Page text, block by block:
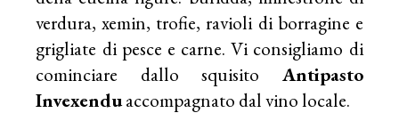
verdura, xemin, trofie, ravioli di borragine e
grigliate di pesce e carne. Vi consigliamo di
cominciare dallo squisito Antipasto
Invexenduaccompagnato dal vino locale.